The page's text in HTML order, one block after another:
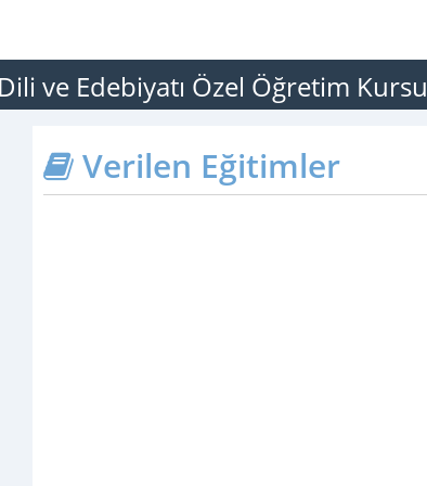
ve Edebiyatı Özel Öğretim Kursu
Verilen Eğitimler